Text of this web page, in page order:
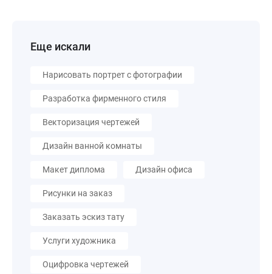
Еще искали
Нарисовать портрет с фотографии
Разработка фирменного стиля
Векторизация чертежей
Дизайн ванной комнаты
Макет диплома Дизайн офиса
Рисунки на заказ
Заказать эскиз тату
Услуги художника
Оцифровка чертежей